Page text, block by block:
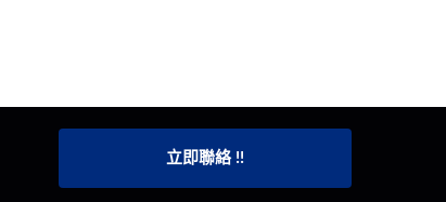
立即聯絡 !!